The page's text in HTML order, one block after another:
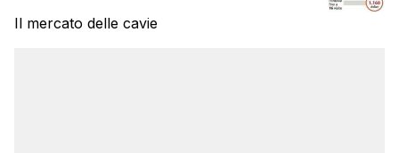
Il mercato delle cavie